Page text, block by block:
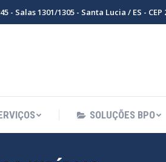
- Salas 1301/1305 - Santa Lucia / ES - CEP
SOLUÇÕES BPO